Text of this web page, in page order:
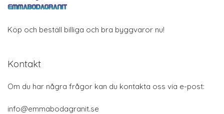
Köp och beställ billiga och bra byggvaror nu!
Kontakt
Om du har några frågor kan du kontakta oss via e-post:
info@emmabodagranit.se